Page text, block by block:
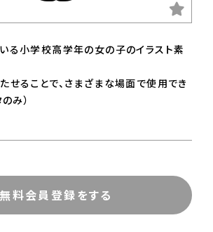
る小学校高学年の女の子のイラスト素
せることで、さまざまな場面で使用でき
み）
無料会員登録をする